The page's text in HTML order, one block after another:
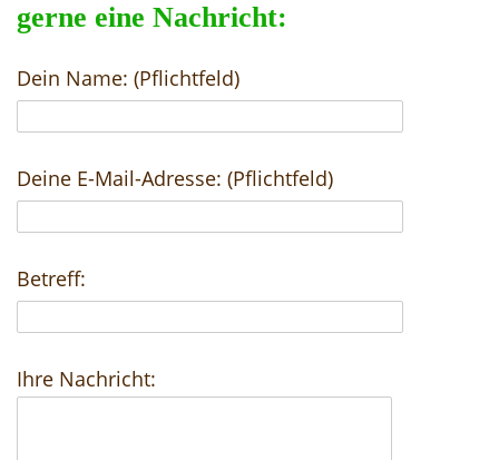
gerne eine Nachricht:
Dein Name: (Pflichtfeld)
Deine E-Mail-Adresse: (Pflichtfeld)
Betreff:
Ihre Nachricht: